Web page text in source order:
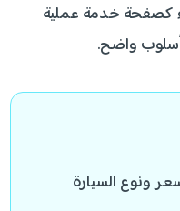
كصفحة خدمة عملية
واضح.
ونوع السيارة